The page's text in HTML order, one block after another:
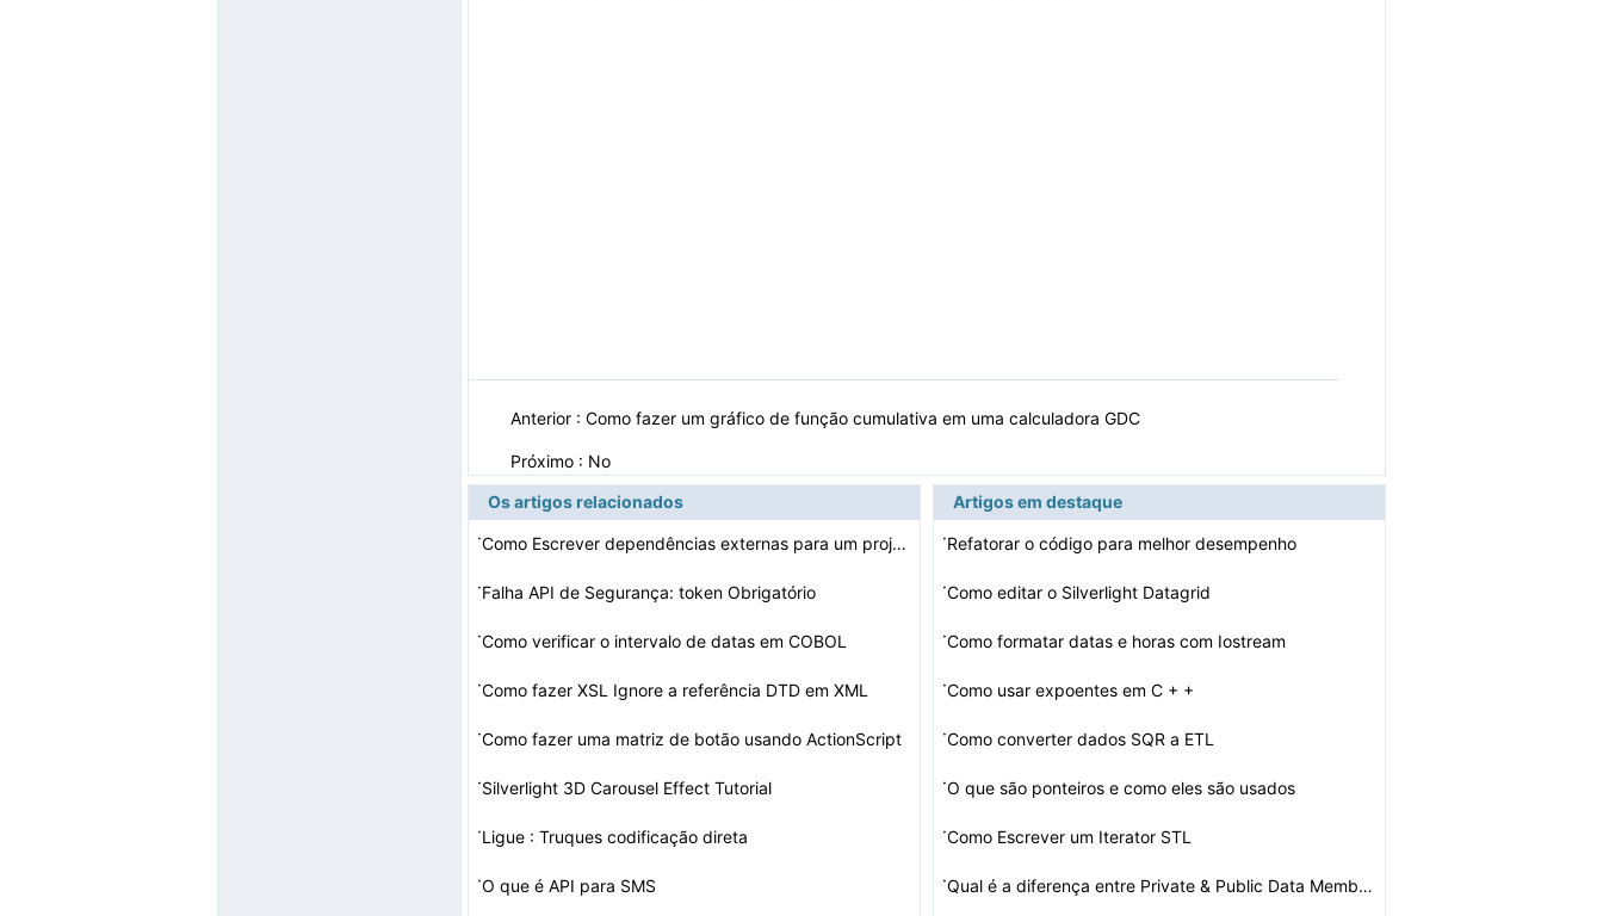
Anterior : Como fazer um gráfico de função cumulativa em uma calculadora GDC
Próximo : No
Os artigos relacionados
·
Como Escrever dependências externas para um projeto de…
·Falha API de Segurança: token Obrigatório
·Como verificar o intervalo de datas em COBOL
·Como fazer XSL Ignore a referência DTD em XML
·Como fazer uma matriz de botão usando ActionScript
·Silverlight 3D Carousel Effect Tutorial
·Ligue : Truques codificação direta
·O que é API para SMS
Artigos em destaque
·Refatorar o código para melhor desempenho
·Como editar o Silverlight Datagrid
·Como formatar datas e horas com Iostream
·Como usar expoentes em C + +
·Como converter dados SQR a ETL
·O que são ponteiros e como eles são usados ​​
·Como Escrever um Iterator STL
· Qual é a diferença entre Private & Public Data Membro…